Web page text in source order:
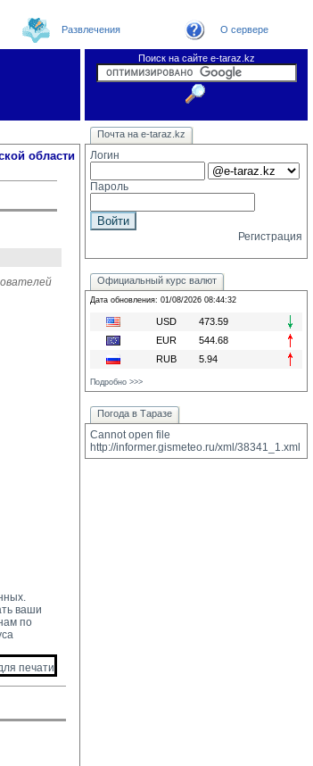
Развлечения О сервере
Поиск на сайте e-taraz.kz
Новости Погода в Таразе
Телефоный справочник
Видеоконференция
Новости e-taraz
области
ваши
по
печати
Почта на e-taraz.kz
Логин
Пароль
Регистрация
Официальный курс валют
Дата обновления: 01/08/2026 08:44:32
USD
473.59
EUR
544.68
RUB
5.94
Подробно >>>
Погода в Таразе
Cannot open file
http://informer.gismeteo.ru/xml/38341_1.xml